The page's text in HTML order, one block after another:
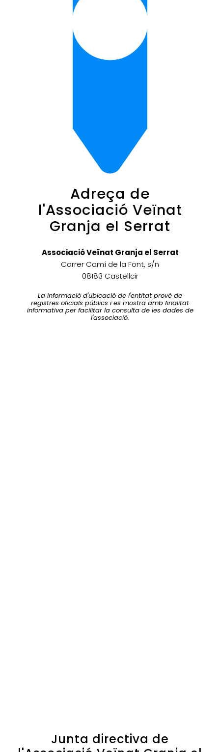
Adreça de
l'Associació Veïnat
Granja el Serrat
Associació Veïnat Granja el Serrat
Carrer Camí de la Font, s/n
08183 Castellcir
La informació d'ubicació de l'entitat prové de
registres oficials públics i es mostra amb finalitat
informativa per facilitar la consulta de les dades de
l'associació.
Junta directiva de